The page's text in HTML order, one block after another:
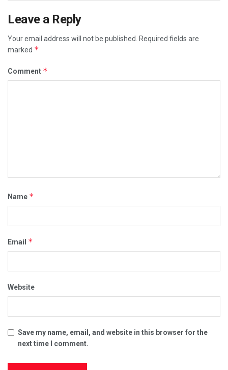
Leave a Reply
Your email address will not be published.
Required fields are
marked *
Comment *
Name *
Email *
Website
Save my name, email, and website in this browser for the
next time I comment.